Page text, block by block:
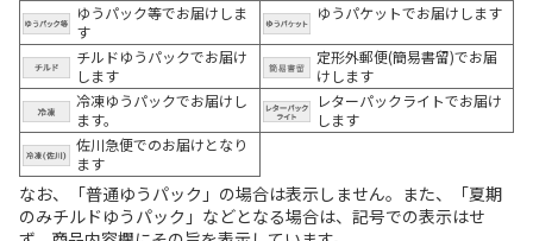
ゆうパック等でお届けしま
す
ゆうパケットでお届けします
チルドゆうパックでお届け
します
定形外郵便(簡易書留)でお届
けします
冷凍ゆうパックでお届けし
ます。
レターパックライトでお届け
します
佐川急便でのお届けとなり
ます
なお、「普通ゆうパック」の場合は表示しません。また、「夏期
のみチルドゆうパック」などとなる場合は、記号での表示はせ